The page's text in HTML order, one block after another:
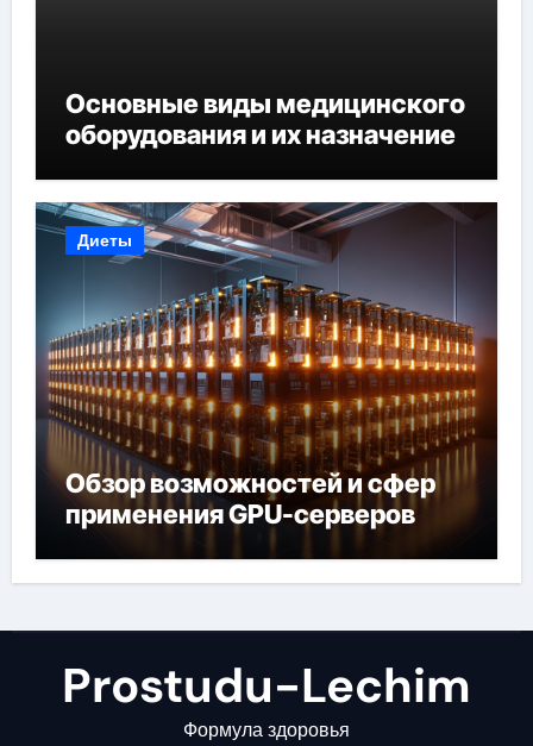
Основные виды медицинского
оборудования и их назначение
Диеты
Обзор возможностей и сфер
применения GPU-серверов
Prostudu-Lechim
Формула здоровья